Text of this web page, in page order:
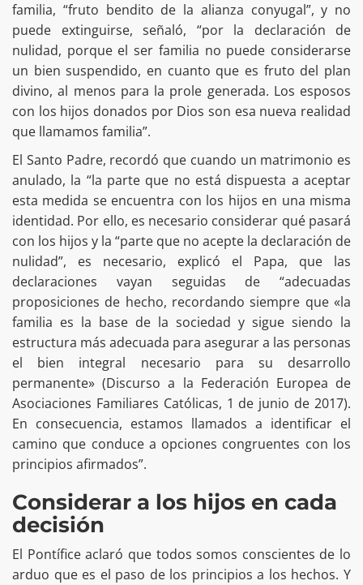
familia, “fruto bendito de la alianza conyugal”, y no
puede extinguirse, señaló, “por la declaración de
nulidad, porque el ser familia no puede considerarse
un bien suspendido, en cuanto que es fruto del plan
divino, al menos para la prole generada. Los esposos
con los hijos donados por Dios son esa nueva realidad
que llamamos familia”.
El Santo Padre, recordó que cuando un matrimonio es
anulado, la “la parte que no está dispuesta a aceptar
esta medida se encuentra con los hijos en una misma
identidad. Por ello, es necesario considerar qué pasará
con los hijos y la “parte que no acepte la declaración de
nulidad”, es necesario, explicó el Papa, que las
declaraciones vayan seguidas de “adecuadas
proposiciones de hecho, recordando siempre que «la
familia es la base de la sociedad y sigue siendo la
estructura más adecuada para asegurar a las personas
el bien integral necesario para su desarrollo
permanente» (Discurso a la Federación Europea de
Asociaciones Familiares Católicas, 1 de junio de 2017).
En consecuencia, estamos llamados a identificar el
camino que conduce a opciones congruentes con los
principios afirmados”.
Considerar a los hijos en cada
decisión
El Pontífice aclaró que todos somos conscientes de lo
arduo que es el paso de los principios a los hechos. Y